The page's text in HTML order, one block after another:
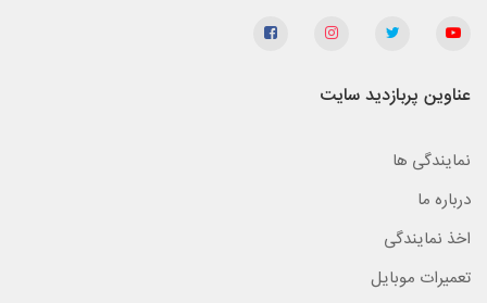
عناوین پربازدید سایت
نمایندگی ها
درباره ما
اخذ نمایندگی
تعمیرات موبایل